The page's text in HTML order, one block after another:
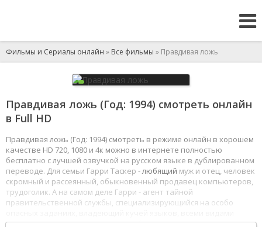
Фильмы и Сериалы онлайн » Все фильмы » Правдивая ложь
Правдивая ложь (Год: 1994) смотреть онлайн
в Full HD
Правдивая ложь (Год: 1994) смотреть в режиме онлайн в хорошем
качестве HD 720, 1080 и 4к можно в интернете полностью
бесплатно с лучшей озвучкой на русском языке в дублированном
переводе. Для семьи Гарри Таскер -любящий муж и отец, человек
скромный и рассеянный, обыкновенный продавец компьютеров,
трудоголик. А на самом деле Гарри - агент тайной
правительственной службы, специализирующийся на особо
оружия и всеми возможными способами отправки злодеев на тот